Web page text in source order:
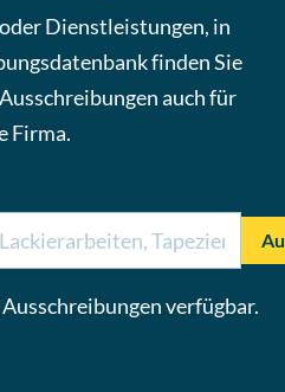
Dienstleistungen, in
finden Sie
auch für
Firma.
Ausschreibungen verfügbar.